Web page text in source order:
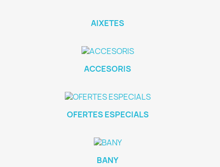
AIXETES
ACCESORIS
OFERTES ESPECIALS
BANY